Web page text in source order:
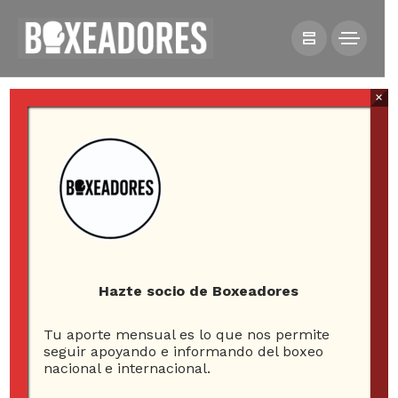
NOTICIAS
CHOQUE CON INOUE
Manny Rodriguez viaja
Hazte socio de Boxeadores
Tu aporte mensual es lo que nos permite
seguir apoyando e informando del boxeo
nacional e internacional.
×